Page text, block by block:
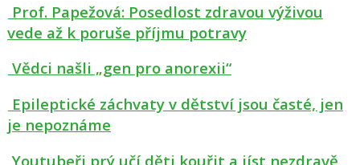
Prof. Papežová: Posedlost zdravou výživou
vede až k poruše příjmu potravy
Vědci našli „gen pro anorexii“
Epileptické záchvaty v dětství jsou časté, jen
je nepoznáme
Youtubeři prý učí děti kouřit a jíst nezdravě